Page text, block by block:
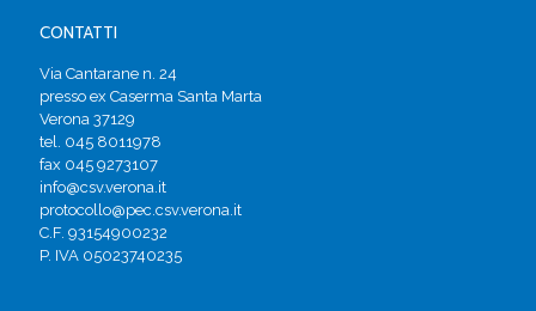
CONTATTI
Via Cantarane n. 24
presso ex Caserma Santa Marta
Verona 37129
tel. 045 8011978
fax 045 9273107
info@csv.verona.it
protocollo@pec.csv.verona.it
C.F. 93154900232
P. IVA 05023740235